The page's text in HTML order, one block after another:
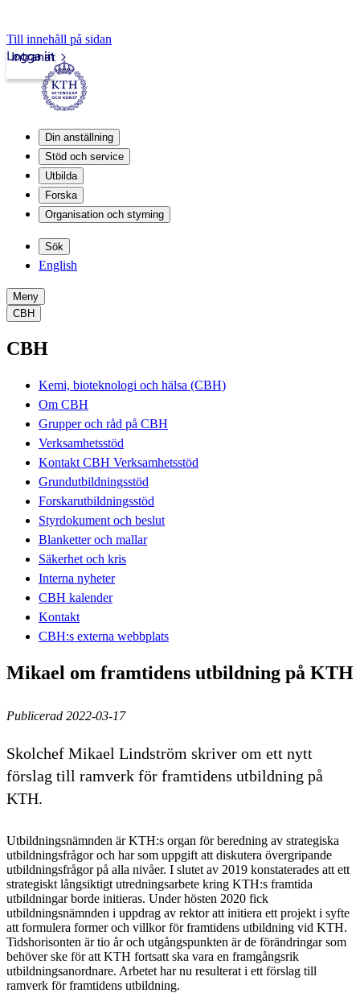
Till innehåll på sidan
Intranät
Logga in
Din anställning
Stöd och service
Utbilda
Forska
Organisation och styrning
Sök
English
Meny
CBH
CBH
Kemi, bioteknologi och hälsa (CBH)
Om CBH
Grupper och råd på CBH
Verksamhetsstöd
Kontakt CBH Verksamhetsstöd
Grundutbildningsstöd
Forskarutbildningsstöd
Styrdokument och beslut
Blanketter och mallar
Säkerhet och kris
Interna nyheter
CBH kalender
Kontakt
CBH:s externa webbplats
Mikael om framtidens utbildning på KTH
Publicerad 2022-03-17
Skolchef Mikael Lindström skriver om ett nytt
förslag till ramverk för framtidens utbildning på
KTH.
Utbildningsnämnden är KTH:s organ för beredning av strategiska
utbildningsfrågor och har som uppgift att diskutera övergripande
utbildningsfrågor på alla nivåer. I slutet av 2019 konstaterades att ett
strategiskt långsiktigt utredningsarbete kring KTH:s framtida
utbildningar borde initieras. Under hösten 2020 fick
utbildningsnämnden i uppdrag av rektor att initiera ett projekt i syfte
att formulera former och villkor för framtidens utbildning vid KTH.
Tidshorisonten är tio år och utgångspunkten är de förändringar som
behöver ske för att KTH fortsatt ska vara en framgångsrik
utbildningsanordnare. Arbetet har nu resulterat i ett förslag till
ramverk för framtidens utbildning.